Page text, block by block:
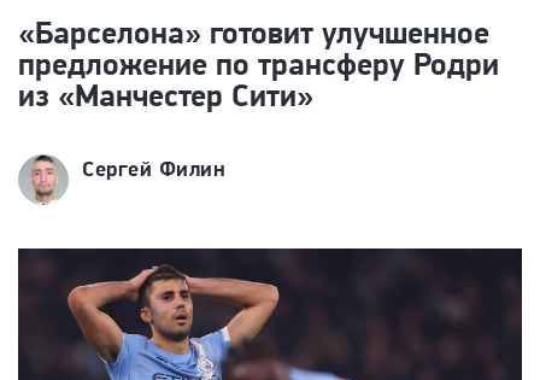
«Барселона» готовит улучшенное
предложение по трансферу Родри
из «Манчестер Сити»
Сергей Филин